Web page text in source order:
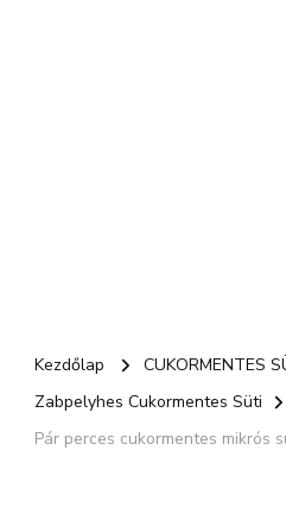
Kezdőlap
CUKORMENTES
Zabpelyhes Cukormentes Süti
Pár perces cukormentes mikrós